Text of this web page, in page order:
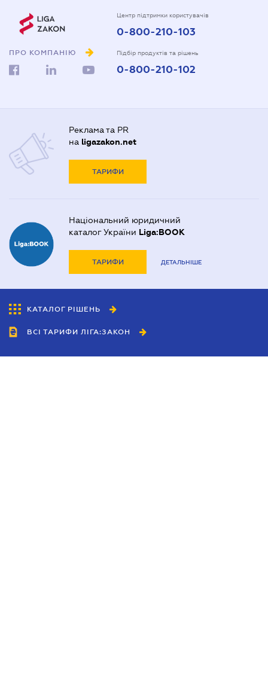
ПРО КОМПАНІЮ
Центр підтримки користувачів
0-800-210-103
Підбір продуктів та рішень
0-800-210-102
Реклама та PR
на ligazakon.net
ТАРИФИ
Національний юридичний
каталог України Liga:BOOK
ТАРИФИ ДЕТАЛЬНІШЕ
КАТАЛОГ РІШЕНЬ
ВСІ ТАРИФИ ЛІГА:ЗАКОН